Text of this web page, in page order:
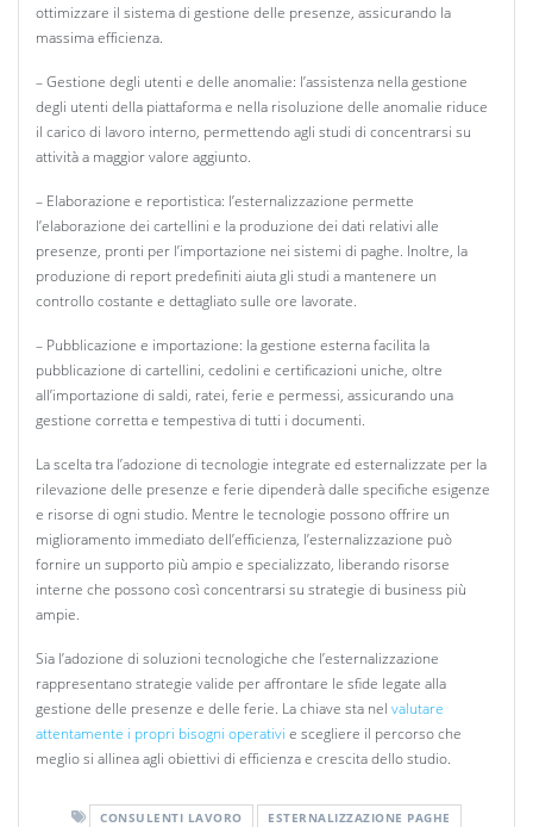
ottimizzare il sistema di gestione delle presenze, assicurando la
massima efficienza.
– Gestione degli utenti e delle anomalie: l’assistenza nella gestione
degli utenti della piattaforma e nella risoluzione delle anomalie riduce
il carico di lavoro interno, permettendo agli studi di concentrarsi su
attività a maggior valore aggiunto.
– Elaborazione e reportistica: l’esternalizzazione permette
l’elaborazione dei cartellini e la produzione dei dati relativi alle
presenze, pronti per l’importazione nei sistemi di paghe. Inoltre, la
produzione di report predefiniti aiuta gli studi a mantenere un
controllo costante e dettagliato sulle ore lavorate.
– Pubblicazione e importazione: la gestione esterna facilita la
pubblicazione di cartellini, cedolini e certificazioni uniche, oltre
all’importazione di saldi, ratei, ferie e permessi, assicurando una
gestione corretta e tempestiva di tutti i documenti.
La scelta tra l’adozione di tecnologie integrate ed esternalizzate per la
rilevazione delle presenze e ferie dipenderà dalle specifiche esigenze
e risorse di ogni studio. Mentre le tecnologie possono offrire un
miglioramento immediato dell’efficienza, l’esternalizzazione può
fornire un supporto più ampio e specializzato, liberando risorse
interne che possono così concentrarsi su strategie di business più
ampie.
Sia l’adozione di soluzioni tecnologiche che l’esternalizzazione
rappresentano strategie valide per affrontare le sfide legate alla
gestione delle presenze e delle ferie. La chiave sta nel valutare
attentamente i propri bisogni operativi e scegliere il percorso che
meglio si allinea agli obiettivi di efficienza e crescita dello studio.
CONSULENTI LAVORO
ESTERNALIZZAZIONE PAGHE